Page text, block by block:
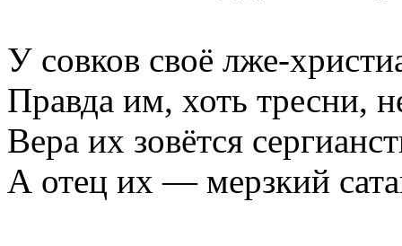
У совков своё лже-
Правда им, хоть тресни,
Вера их зовётся
А отец их — мерзкий